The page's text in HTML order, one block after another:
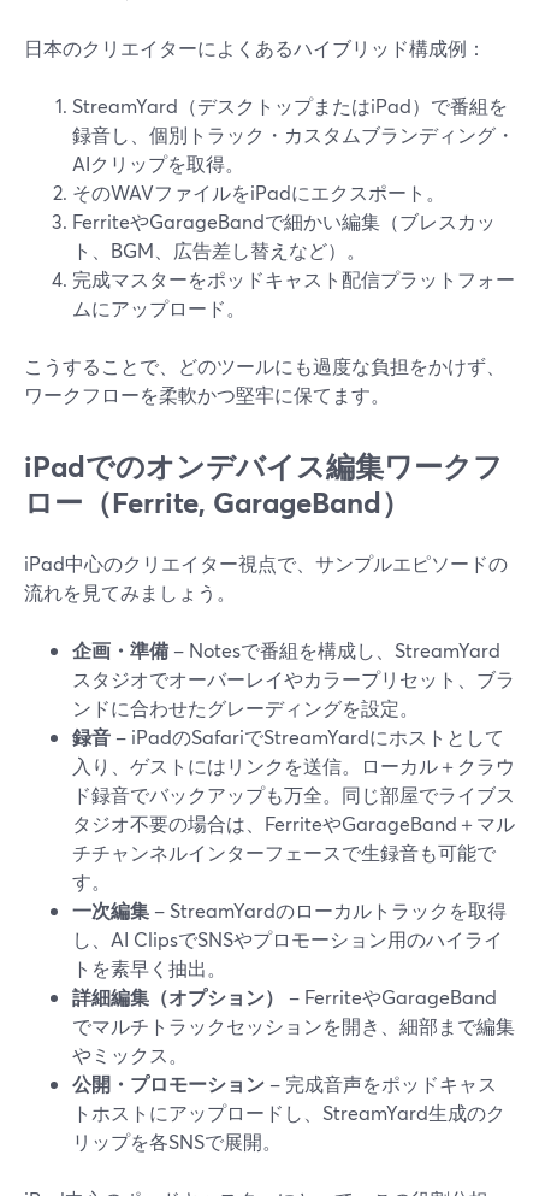
日本のクリエイターによくあるハイブリッド構成例：
StreamYard（デスクトップまたはiPad）で番組を
録音し、個別トラック・カスタムブランディング・
AIクリップを取得。
そのWAVファイルをiPadにエクスポート。
FerriteやGarageBandで細かい編集（ブレスカッ
ト、BGM、広告差し替えなど）。
完成マスターをポッドキャスト配信プラットフォー
ムにアップロード。
こうすることで、どのツールにも過度な負担をかけず、
ワークフローを柔軟かつ堅牢に保てます。
iPadでのオンデバイス編集ワークフ
ロー（Ferrite, GarageBand）
iPad中心のクリエイター視点で、サンプルエピソードの
流れを見てみましょう。
企画・準備 – Notesで番組を構成し、StreamYard
スタジオでオーバーレイやカラープリセット、ブラ
ンドに合わせたグレーディングを設定。
録音 – iPadのSafariでStreamYardにホストとして
入り、ゲストにはリンクを送信。ローカル＋クラウ
ド録音でバックアップも万全。同じ部屋でライブス
タジオ不要の場合は、FerriteやGarageBand＋マル
チチャンネルインターフェースで生録音も可能で
す。
一次編集 – StreamYardのローカルトラックを取得
し、AI ClipsでSNSやプロモーション用のハイライ
トを素早く抽出。
詳細編集（オプション）
– FerriteやGarageBand
でマルチトラックセッションを開き、細部まで編集
やミックス。
公開・プロモーション – 完成音声をポッドキャス
トホストにアップロードし、StreamYard生成のク
リップを各SNSで展開。